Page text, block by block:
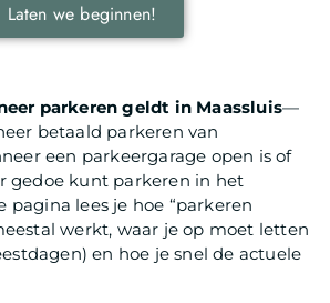
parkeren geldt in Maassluis—
betaald parkeren van
een parkeergarage open is of
gedoe kunt parkeren in het
pagina lees je hoe “parkeren
werkt, waar je op moet letten
en hoe je snel de actuele
Laten we beginnen!